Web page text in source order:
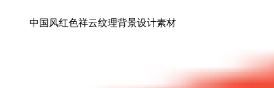
中国风红色祥云纹理背景设计素材